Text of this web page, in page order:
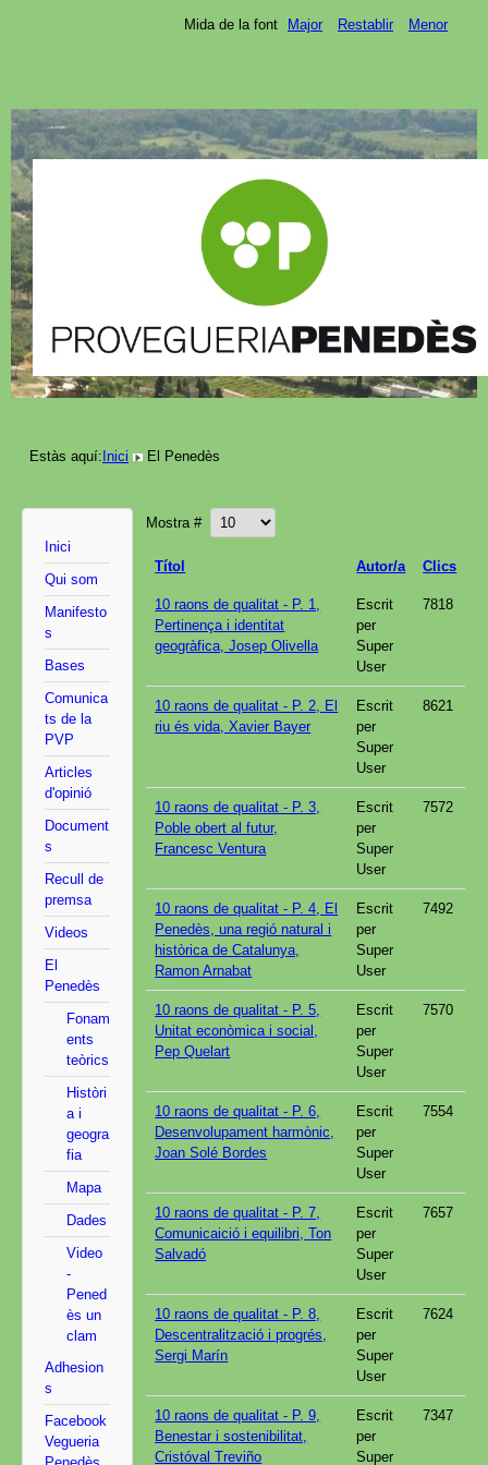
Mida de la font Major Restablir Menor
Estàs aquí:Inici El Penedès
Inici
Qui som
Manifesto
s
Bases
Comunica
ts de la
PVP
Articles
d'opinió
Document
s
Recull de
premsa
Videos
El
Penedès
Fonam
ents
teòrics
Històri
a i
geogra
fia
Mapa
Dades
Video
-
Pened
ès un
clam
Adhesion
s
Facebook
Vegueria
Mostra #
Títol Autor/a Clics
10 raons de qualitat - P. 1,
Pertinença i identitat
geogràfica, Josep Olivella
Escrit
per
Super
User
7818
10 raons de qualitat - P. 2, El
riu és vida, Xavier Bayer
Escrit
per
Super
User
8621
10 raons de qualitat - P. 3,
Poble obert al futur,
Francesc Ventura
Escrit
per
Super
User
7572
10 raons de qualitat - P. 4, El
Penedès, una regió natural i
històrica de Catalunya,
Ramon Arnabat
Escrit
per
Super
User
7492
10 raons de qualitat - P. 5,
Unitat econòmica i social,
Pep Quelart
Escrit
per
Super
User
7570
10 raons de qualitat - P. 6,
Desenvolupament harmònic,
Joan Solé Bordes
Escrit
per
Super
User
7554
10 raons de qualitat - P. 7,
Comunicaició i equilibri, Ton
Salvadó
Escrit
per
Super
User
7657
10 raons de qualitat - P. 8,
Descentralització i progrés,
Sergi Marín
Escrit
per
Super
User
7624
10 raons de qualitat - P. 9,
Benestar i sostenibilitat,
Cristóval Treviño
Escrit
per
Super
7347